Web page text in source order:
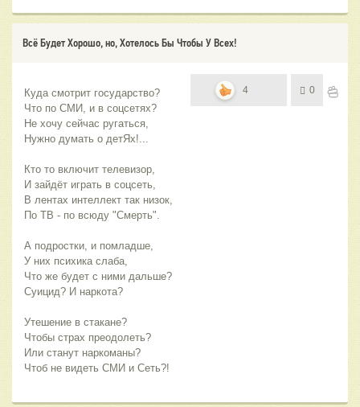
Всё Будет Хорошо, но, Хотелось Бы Чтобы У Всех!
Куда смотрит государство?
Что по СМИ, и в соцсетях?
Не хочу сейчас ругаться,
Нужно думать о детЯх!...
Кто то включит телевизор,
И зайдёт играть в соцсеть,
В лентах интеллект так низок,
По ТВ - по всюду "Смерть".
А подростки, и помладше,
У них психика слаба,
Что же будет с ними дальше?
Суицид? И наркота?
Утешение в стакане?
Чтобы страх преодолеть?
Или станут наркоманы?
Чтоб не видеть СМИ и Сеть?!
4 0